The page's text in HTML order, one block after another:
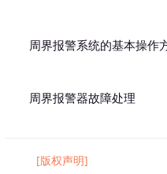
周界报警系统的基本操作
周界报警器故障处理
[版权声明]